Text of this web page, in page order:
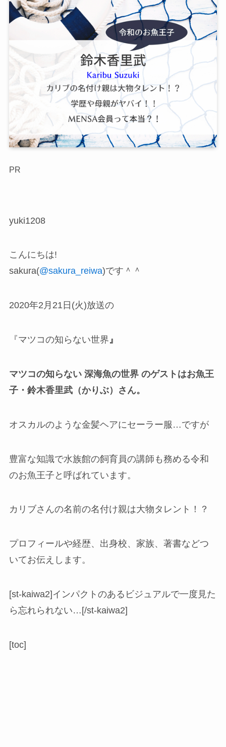
PR
yuki1208
こんにちは!
sakura(@sakura_reiwa)です＾＾
2020年2 月21 日 (火)放送の
『マツコの知らない世界』
マツコの知らない 深海魚の世界 のゲストはお魚王
子・鈴木香里武（かりぶ）さん。
オスカルのような金髪ヘアにセーラー服…ですが
豊富な知識で水族館の飼育員の講師も務める令和
のお魚王子と呼ばれています。
カリブさんの名前の名付け親は大物タレント！？
プロフィールや経歴、出身校、家族、著書などつ
いてお伝えします。
[st-kaiwa2]インパクトのあるビジュアルで一度見た
ら忘れられない…[/st-kaiwa2]
[toc]